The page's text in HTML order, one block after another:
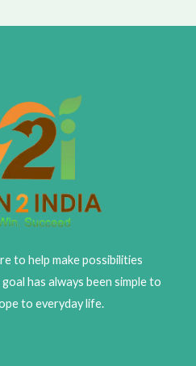
to help make possibilities
has always been simple to
to everyday life.